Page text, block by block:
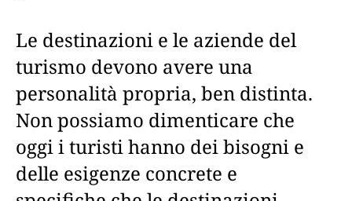
Le destinazioni e le aziende del
turismo devono avere una
personalità propria, ben distinta.
Non possiamo dimenticare che
oggi i turisti hanno dei bisogni e
delle esigenze concrete e